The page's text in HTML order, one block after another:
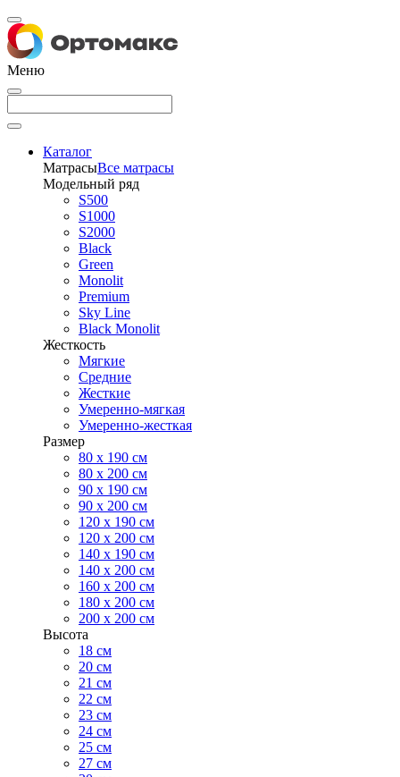
Меню
Каталог
МатрасыВсе матрасы
Модельный ряд
S500
S1000
S2000
Black
Green
Monolit
Premium
Sky Line
Black Monolit
Жесткость
Мягкие
Средние
Жесткие
Умеренно-мягкая
Умеренно-жесткая
Размер
80 х 190 см
80 х 200 см
90 х 190 см
90 х 200 см
120 х 190 см
120 х 200 см
140 х 190 см
140 х 200 см
160 х 200 см
180 х 200 см
200 х 200 см
Высота
18 см
20 см
21 см
22 см
23 см
24 см
25 см
27 см